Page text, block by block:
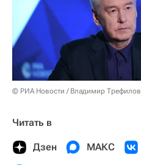
© РИА Новости / Владимир Трефилов
Читать в
Дзен МАКС